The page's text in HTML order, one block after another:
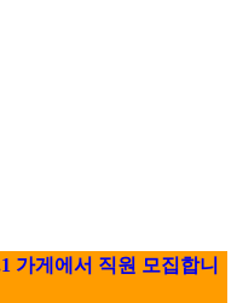
가게에서 직원 모집합니